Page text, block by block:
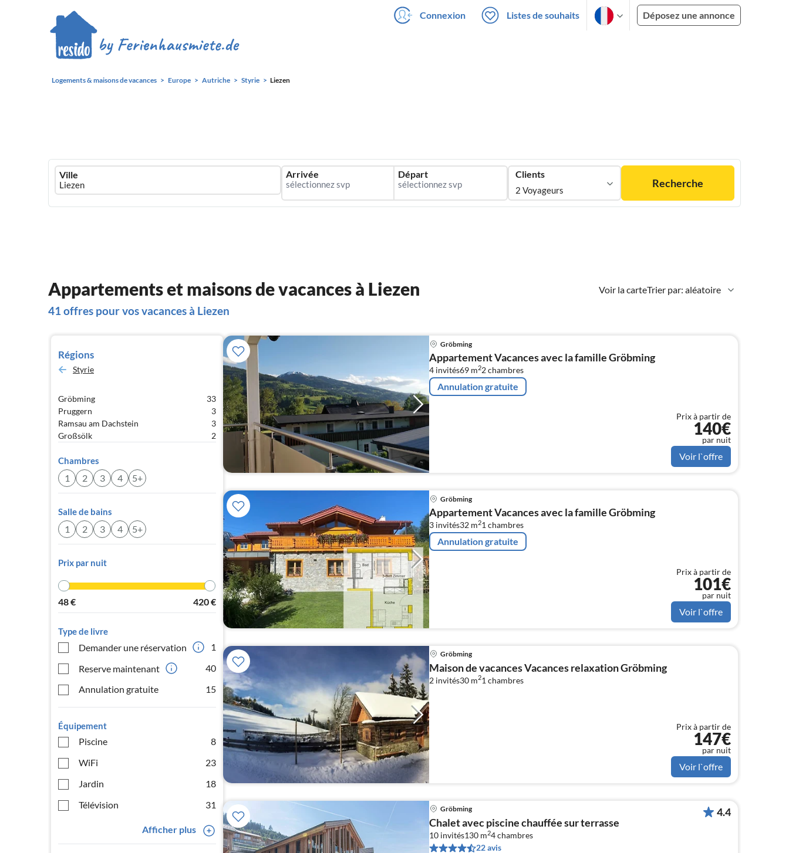
Connexion Listes de souhaits Déposez une annonce
Logements & maisons de vacances Europe Autriche Styrie Liezen
Ferienhausmiete
logo
Ville Arrivée Départ Clients
2 Voyageurs
Recherche
Voir la carteTrier par: aléatoire
Appartements et maisons de vacances à Liezen
41 offres pour vos vacances à Liezen
Régions
Styrie
Gröbming
33
Pruggern
3
Ramsau am Dachstein
3
Großsölk
2
Chambres
1 2 3 4 5+
Salle de bains
1 2 3 4 5+
Prix par nuit
48€ 420€
Type de livre
Demander une réservation
1
Reserve maintenant
40
Annulation gratuite
15
Équipement
Piscine
8
WiFi
23
Jardin
18
Télévision
31
Afficher plus
Gröbming
Appartement Vacances avec la famille Gröbming
4 invités69 m22chambres
Annulation gratuite
Prix à partir de
140€
par nuit
Voir l`offre
Gröbming
Appartement Vacances avec la famille Gröbming
3 invités32 m21 chambres
Annulation gratuite
Prix à partir de
101€
par nuit
Voir l`offre
Gröbming
Maison de vacances Vacances relaxation Gröbming
2 invités30 m21 chambres
Prix à partir de
147€
par nuit
Voir l`offre
Gröbming
Chalet avec piscine chauffée sur terrasse
10 invités130 m24chambres
22 avis
4.4